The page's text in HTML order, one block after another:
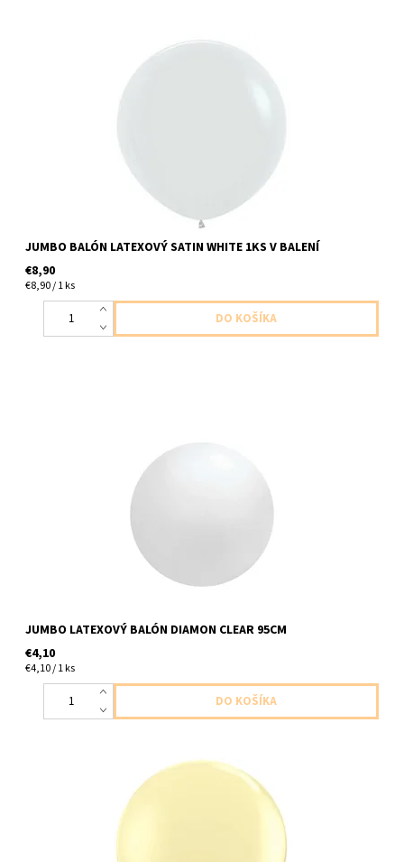
Jumbo balón latexový perletovo biely 1ks v baleni velkost cca do
91cm dodavame nenafukany
JUMBO BALÓN LATEXOVÝ SATIN WHITE 1KS V BALENÍ
€8,90
€8,90 / 1 ks
jumbo latexovy balon ciri . v hodny na naplnenie konfetami,
balonikmi atd 1ks v baleni velkost cca 95cm dodavame
JUMBO LATEXOVÝ BALÓN DIAMON CLEAR 95CM
€4,10
€4,10 / 1 ks
Jumbo latexový balon slonovinovy hodvab/kremova/maslova 1ks
v baleni velkost 91cm dodavame nenafukany